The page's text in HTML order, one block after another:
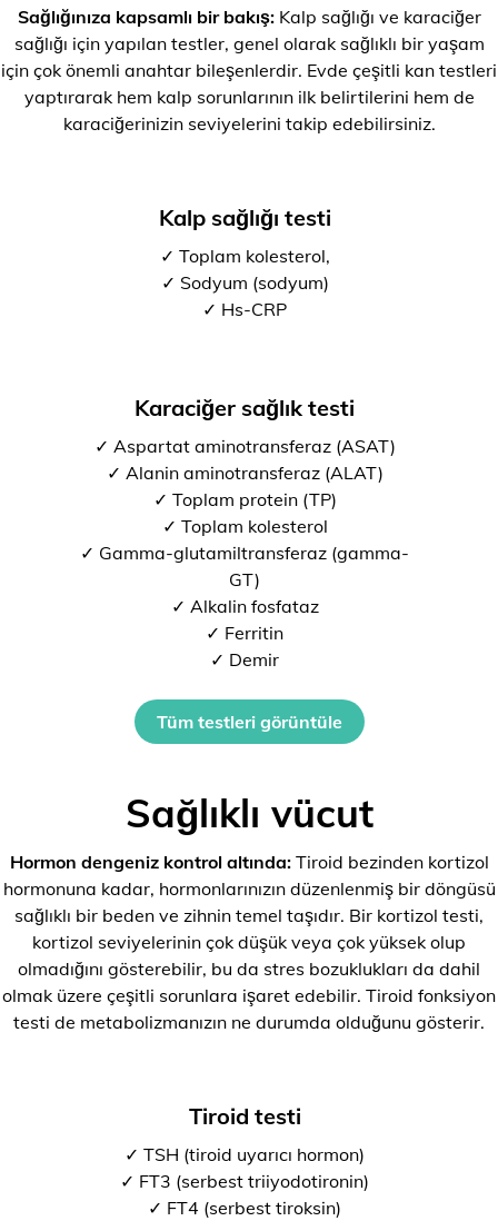
Sağlığınıza kapsamlı bir bakış:Kalp sağlığı ve karaciğer
sağlığı için yapılan testler, genel olarak sağlıklı bir yaşam
için çok önemli anahtar bileşenlerdir. Evde çeşitli kan testleri
yaptırarak hem kalp sorunlarının ilk belirtilerini hem de
karaciğerinizin seviyelerini takip edebilirsiniz.
Kalp sağlığı testi
✓ Toplam kolesterol,
✓ Sodyum (sodyum)
✓ Hs-CRP
Karaciğer sağlık testi
✓ Aspartat aminotransferaz (ASAT)
✓ Alanin aminotransferaz (ALAT)
✓ Toplam protein (TP)
✓ Toplam kolesterol
✓ Gamma-glutamiltransferaz (gamma-
GT)
✓ Alkalin fosfataz
✓ Ferritin
✓ Demir
Tüm testleri görüntüle
Sağlıklı vücut
Hormon dengeniz kontrol altında:Tiroid bezinden kortizol
hormonuna kadar, hormonlarınızın düzenlenmiş bir döngüsü
sağlıklı bir beden ve zihnin temel taşıdır. Bir kortizol testi,
kortizol seviyelerinin çok düşük veya çok yüksek olup
olmadığını gösterebilir, bu da stres bozuklukları da dahil
olmak üzere çeşitli sorunlara işaret edebilir. Tiroid fonksiyon
testi de metabolizmanızın ne durumda olduğunu gösterir.
Tiroid testi
✓ TSH (tiroid uyarıcı hormon)
✓ FT3 (serbest triiyodotironin)
✓ FT4 (serbest tiroksin)